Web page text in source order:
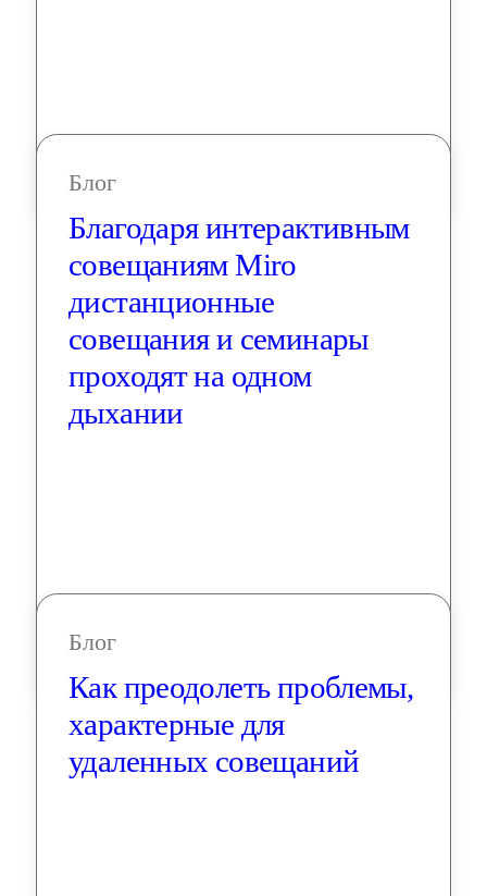
Блог
Благодаря интерактивным
совещаниям Miro
дистанционные
совещания и семинары
проходят на одном
дыхании
Блог
Как преодолеть проблемы,
характерные для
удаленных совещаний